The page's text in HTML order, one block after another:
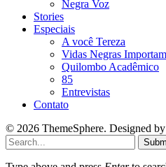
Negra Voz
Stories
Especiais
A você Tereza
Vidas Negras Importam
Quilombo Acadêmico
85
Entrevistas
Contato
© 2026 ThemeSphere. Designed by